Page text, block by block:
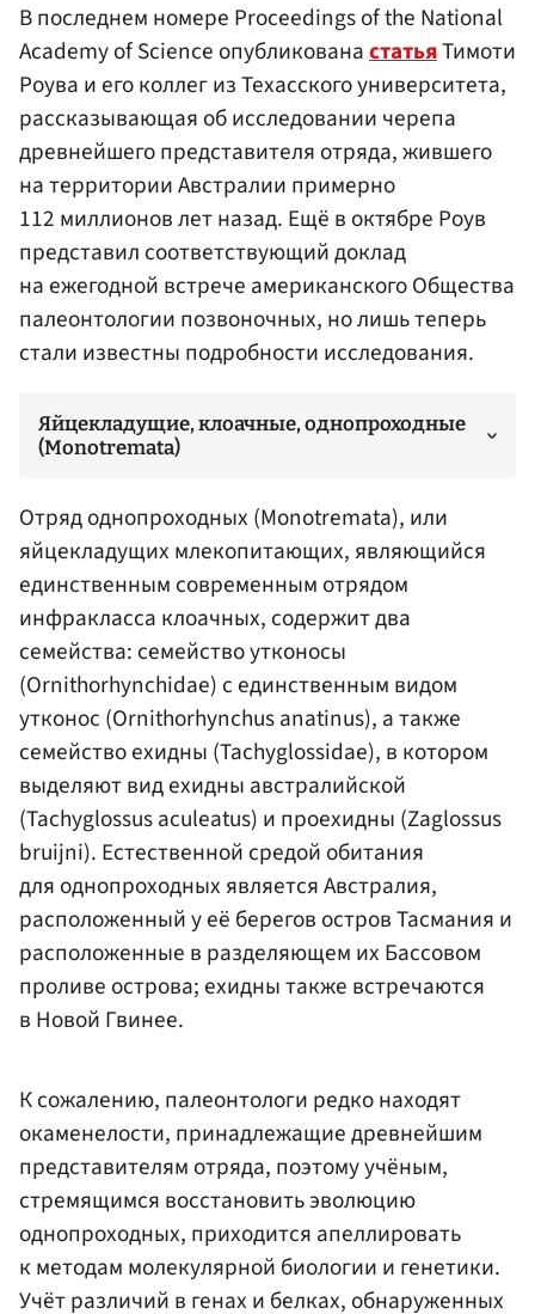
В последнем номере Proceedings of the National
Academy of Science опубликованастатьяТимоти
Роува и его коллег из Техасского университета,
рассказывающая об исследовании черепа
древнейшего представителя отряда, жившего
на территории Австралии примерно
112 миллионов лет назад. Ещё в октябре Роув
представил соответствующий доклад
на ежегодной встрече американского Общества
палеонтологии позвоночных, но лишь теперь
стали известны подробности исследования.
Яйцекладущие, клоачные, однопроходные
(Monotremata)
Отряд однопроходных (Monotremata), или
яйцекладущих млекопитающих, являющийся
единственным современным отрядом
инфракласса клоачных, содержит два
семейства: семейство утконосы
(Ornithorhynchidae) с единственным видом
утконос (Ornithorhynchus anatinus), а также
семейство ехидны (Tachyglossidae), в котором
выделяют вид ехидны австралийской
(Tachyglossus aculeatus) и проехидны (Zaglossus
bruijni). Естественной средой обитания
для однопроходных является Австралия,
расположенный у её берегов остров Тасмания и
расположенные в разделяющем их Бассовом
проливе острова; ехидны также встречаются
в Новой Гвинее.
К сожалению, палеонтологи редко находят
окаменелости, принадлежащие древнейшим
представителям отряда, поэтому учёным,
стремящимся восстановить эволюцию
однопроходных, приходится апеллировать
к методам молекулярной биологии и генетики.
Учёт различий в генах и белках, обнаруженных